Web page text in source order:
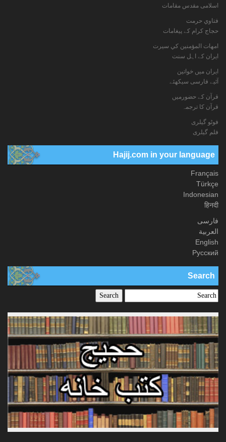
اسلامی مقدس مقامات
فتاوي حرمت
حجاج کرام کے پیغامات
امهات المؤمنين كي سيرت
ایران کے اہل سنت
ایران میں خواتین
آئیے فارسی سیکھئے
قرآن کے حضورمیں
قرآن کا ترجمہ
فوٹو گيلری
فلم گیلری
Hajij.com in your language
Français
Türkçe
Indonesian
हिनदी
فارسی
العربیة
English
Русский
Search